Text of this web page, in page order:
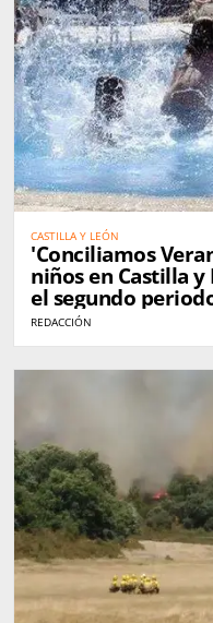
CASTILLA Y LEÓN
'Conciliamos
niños en Castilla y
el segundo
REDACCIÓN